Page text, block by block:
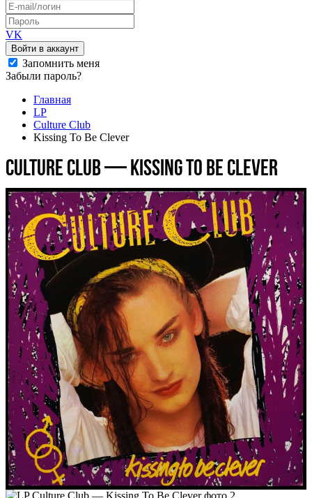
VK
Войти в аккаунт
Запомнить меня
Забыли пароль?
Главная
LP
Culture Club
Kissing To Be Clever
Culture Club — Kissing To Be Clever